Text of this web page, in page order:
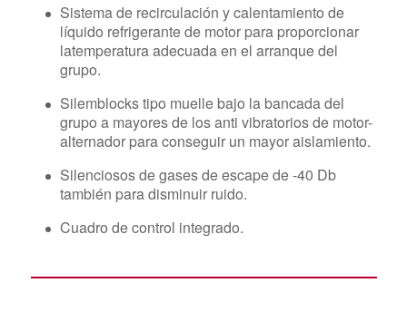
Sistema de recirculación y calentamiento de
líquido refrigerante de motor para proporcionar
latemperatura adecuada en el arranque del
grupo.
Silemblocks tipo muelle bajo la bancada del
grupo a mayores de los anti vibratorios de motor-
alternador para conseguir un mayor aislamiento.
Silenciosos de gases de escape de -40 Db
también para disminuir ruido.
Cuadro de control integrado.